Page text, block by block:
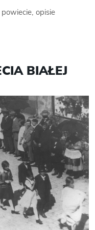
opisie
BIAŁEJ